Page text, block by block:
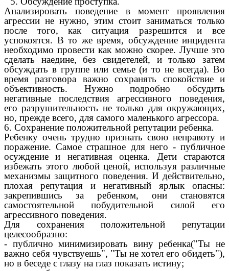
Анализировать поведение в момент проявления
агрессии не нужно, этим стоит заниматься только
после того, как ситуация разрешится и все
успокоятся. В то же время, обсуждение инцидента
необходимо провести как можно скорее. Лучше это
сделать наедине, без свидетелей, и только затем
обсуждать в группе или семье (и то не всегда). Во
время разговора важно сохранять спокойствие и
объективность. Нужно подробно обсудить
негативные последствия агрессивного поведения,
его разрушительность не только для окружающих,
но, прежде всего, для самого маленького агрессора.
6. Сохранение положительной репутации ребенка.
Ребенку очень трудно признать свою неправоту и
поражение. Самое страшное для него - публичное
осуждение и негативная оценка. Дети стараются
избежать этого любой ценой, используя различные
механизмы защитного поведения. И действительно,
плохая репутация и негативный ярлык опасны:
закрепившись за ребенком, они становятся
самостоятельной побудительной силой его
агрессивного поведения.
Для сохранения положительной репутации
целесообразно:
- публично минимизировать вину ребенка("Ты не
важно себя чувствуешь", "Ты не хотел его обидеть"),
но в беседе с глазу на глаз показать истину;